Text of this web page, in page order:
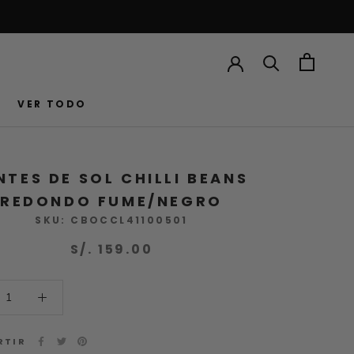
VER TODO
DE SOL CHILLI BEANS
REDONDO FUME/NEGRO
SKU: CBOCCL41100501
S/. 159.00